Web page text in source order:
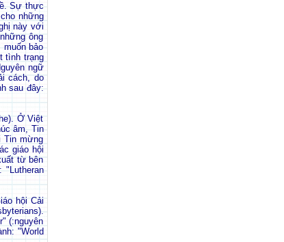
Sự thực
những
này với
ông
muốn bảo
tình trạng
ngữ
cách, do
sau đây:
Ở Việt
âm, Tin
Tin mừng
giáo hội
từ bên
"Lutheran
hội Cải
(:nguyên
"World